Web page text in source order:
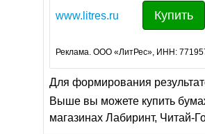
www.litres.ru Купить
Реклама. ООО «ЛитРес», ИНН:
Для формирования
Выше вы можете купить
магазинах Лабиринт, Читай-